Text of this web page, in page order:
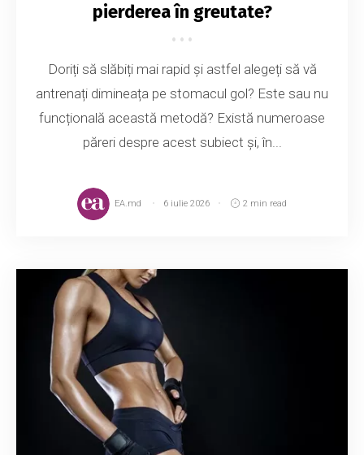
pierderea în greutate?
Doriți să slăbiți mai rapid și astfel alegeți să vă
antrenați dimineața pe stomacul gol? Este sau nu
funcțională această metodă? Există numeroase
păreri despre acest subiect și, în...
EA.md 6 iulie 2026 2 min read